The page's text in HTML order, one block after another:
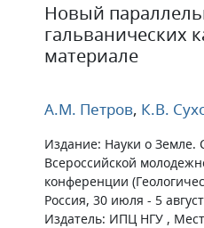
Новый
гальванических
материале
А.М. Петров, К.В.
Издание: Науки о Земле.
Всероссийской
конференции
Россия, 30 июля - 5
Издатель: ИПЦ НГУ ,